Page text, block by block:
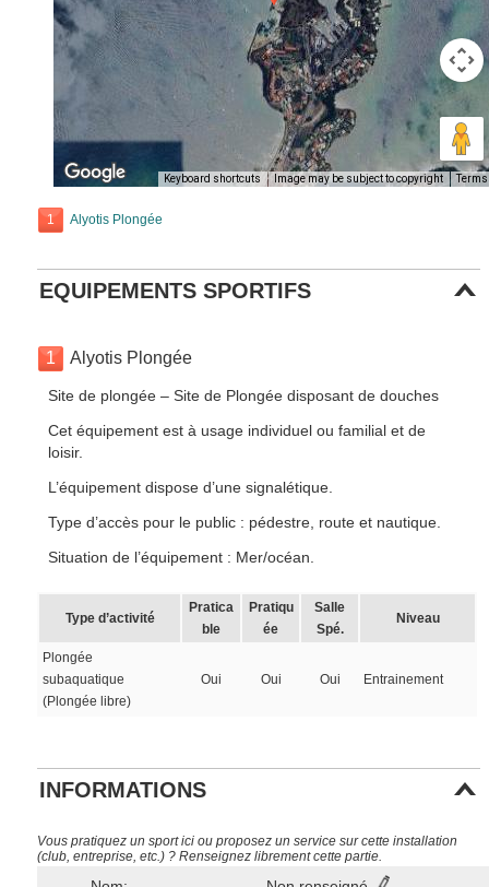
Keyboard shortcuts Image may be subject to copyright Terms
1 Alyotis Plongée
EQUIPEMENTS SPORTIFS
1 Alyotis Plongée
Site de plongée – Site de Plongée disposant de douches
Cet équipement est à usage individuel ou familial et de
loisir.
L’équipement dispose d’une signalétique.
Type d’accès pour le public : pédestre, route et nautique.
Situation de l’équipement : Mer/océan.
Type d’activité
Pratica
ble
Pratiqu
ée
Salle
Spé.
Niveau
Plongée
subaquatique
(Plongée libre)
Oui Oui Oui Entrainement
INFORMATIONS
Vous pratiquez un sport ici ou proposez un service sur cette installation
(club, entreprise, etc.) ? Renseignez librement cette partie.